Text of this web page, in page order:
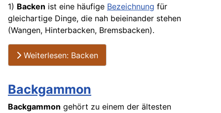
1) Backen ist eine häufige Bezeichnung für
gleichartige Dinge, die nah beieinander stehen
(Wangen, Hinterbacken, Bremsbacken).
Weiterlesen: Backen
Backgammon
Backgammon gehört zu einem der ältesten